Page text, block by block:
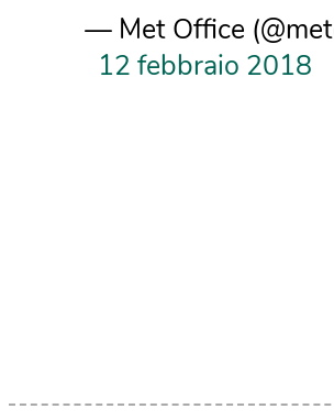
— Met Office
12 febbraio 2018